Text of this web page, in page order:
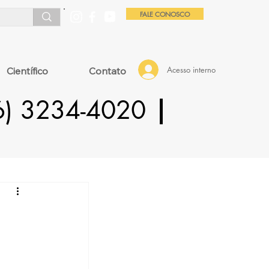
Acesso interno
FALE CONOSCO
Científico Contato
3234-4020